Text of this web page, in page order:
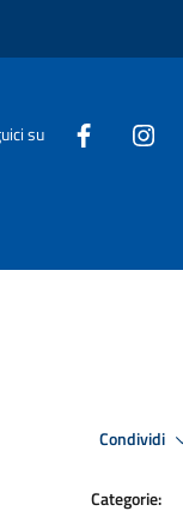
su
Condividi
Categorie: